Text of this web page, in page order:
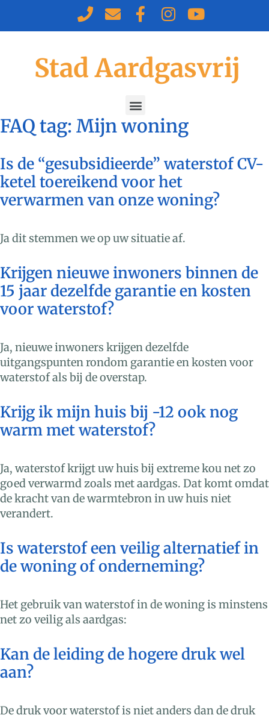
Stad Aardgasvrij
FAQ tag: Mijn woning
Is de “gesubsidieerde” waterstof CV-
ketel toereikend voor het
verwarmen van onze woning?
Ja dit stemmen we op uw situatie af.
Krijgen nieuwe inwoners binnen de
15 jaar dezelfde garantie en kosten
voor waterstof?
Ja, nieuwe inwoners krijgen dezelfde
uitgangspunten rondom garantie en kosten voor
waterstof als bij de overstap.
Krijg ik mijn huis bij -12 ook nog
warm met waterstof?
Ja, waterstof krijgt uw huis bij extreme kou net zo
goed verwarmd zoals met aardgas. Dat komt omdat
de kracht van de warmtebron in uw huis niet
verandert.
Is waterstof een veilig alternatief in
de woning of onderneming?
Het gebruik van waterstof in de woning is minstens
net zo veilig als aardgas:
Kan de leiding de hogere druk wel
aan?
De druk voor waterstof is niet anders dan de druk